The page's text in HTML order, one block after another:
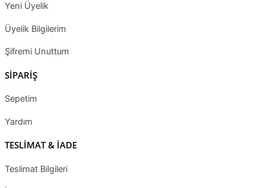
Yeni Üyelik
Üyelik Bilgilerim
Şifremi Unuttum
SİPARİŞ
Sepetim
Yardım
TESLİMAT & İADE
Teslimat Bilgileri